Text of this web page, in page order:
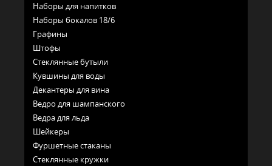
Наборы для напитков
Наборы бокалов 18/6
Графины
Штофы
Стеклянные бутыли
Кувшины для воды
Декантеры для вина
Ведро для шампанского
Ведра для льда
Шейкеры
Фуршетные стаканы
Стеклянные кружки